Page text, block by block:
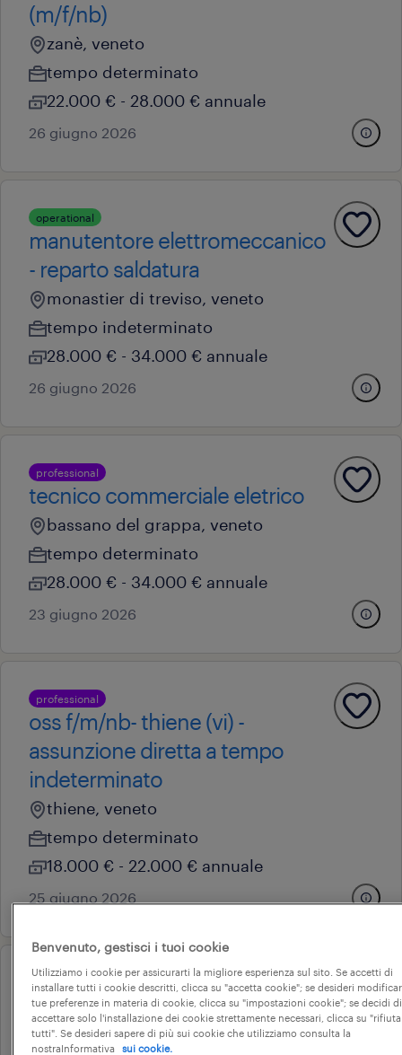
(m/f/nb)
zanè, veneto
tempo determinato
22.000 € - 28.000 € annuale
26 giugno 2026
operational
manutentore elettromeccanico
- reparto saldatura
monastier di treviso, veneto
tempo indeterminato
28.000 € - 34.000 € annuale
26 giugno 2026
professional
tecnico commerciale eletrico
bassano del grappa, veneto
tempo determinato
28.000 € - 34.000 € annuale
23 giugno 2026
professional
oss f/m/nb- thiene (vi) -
assunzione diretta a tempo
indeterminato
thiene, veneto
tempo determinato
18.000 € - 22.000 € annuale
25 giugno 2026
operational
operatore lavorazioni
meccaniche e imballagio
Benvenuto, gestisci i tuoi cookie
Utilizziamo i cookie per assicurarti la migliore esperienza sul sito. Se accetti di
installare tutti i cookie descritti, clicca su "accetta cookie"; se desideri
tue preferenze in materia di cookie, clicca su "impostazioni cookie"; se decidi di
accettare solo l'installazione dei cookie strettamente necessari, clicca su "rifiuta
tutti". Se desideri sapere di più sui cookie che utilizziamo consulta la
nostraInformativa
sui cookie.